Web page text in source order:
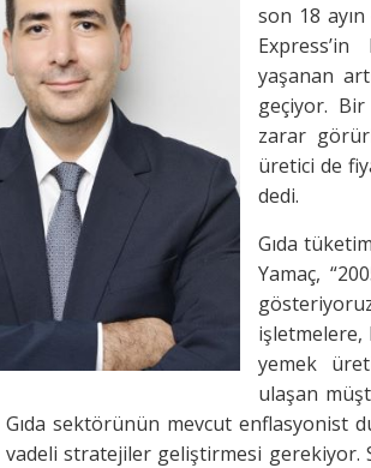
son 18 ayın
yaşanan
geçiyor.
zarar
üretici de
dedi.
Gıda
Yamaç,
yemek
ulaşan
sektörünün mevcut enflasyonist
stratejiler geliştirmesi gerekiyor.